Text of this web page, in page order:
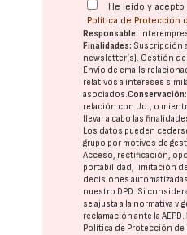
He leído y
Política de Protección
Responsable:
Finalidades: Suscripción
newsletter(s). Gestión
Envío de emails
relativos a intereses
asociados.Conservación:
relación con Ud., o
llevar a cabo las
Los datos pueden
grupo por motivos de
Acceso, rectificación,
portabilidad, limitación
decisiones
nuestro DPD. Si
se ajusta a la normativa
reclamación ante laAEPD.
Política de Protección de